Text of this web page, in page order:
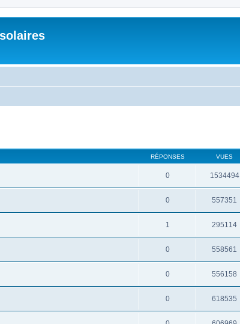
RÉPONSES VUES
0 1534494
0 557351
1 295114
0 558561
0 556158
0 618535